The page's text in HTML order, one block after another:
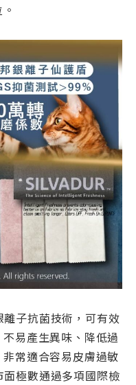
子抗菌技術，可有效
易產生異味、降低過
常適合容易皮膚過敏
面極數通過多項國際檢